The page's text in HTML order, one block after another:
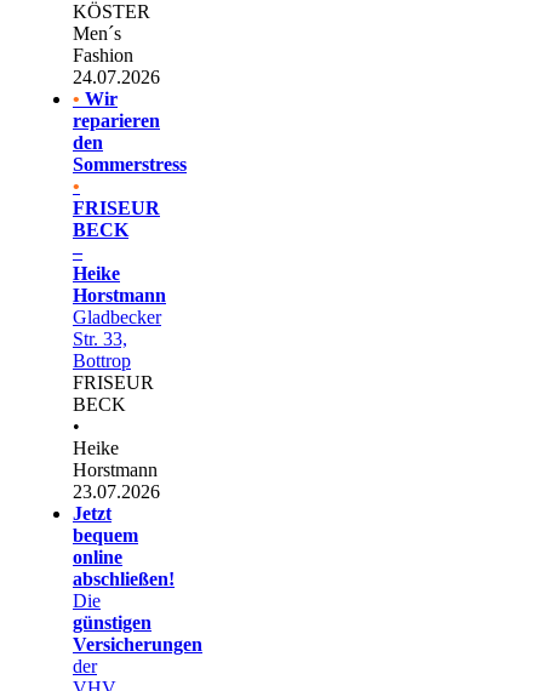
KÖSTER
Men´s
Fashion
24.07.2026
• Wir
reparieren
den
Sommerstress
•
FRISEUR
BECK
–
Heike
Horstmann
Gladbecker
Str. 33,
Bottrop
FRISEUR
BECK
•
Heike
Horstmann
23.07.2026
Jetzt
bequem
online
abschließen!
Die
günstigen
Versicherungen
der